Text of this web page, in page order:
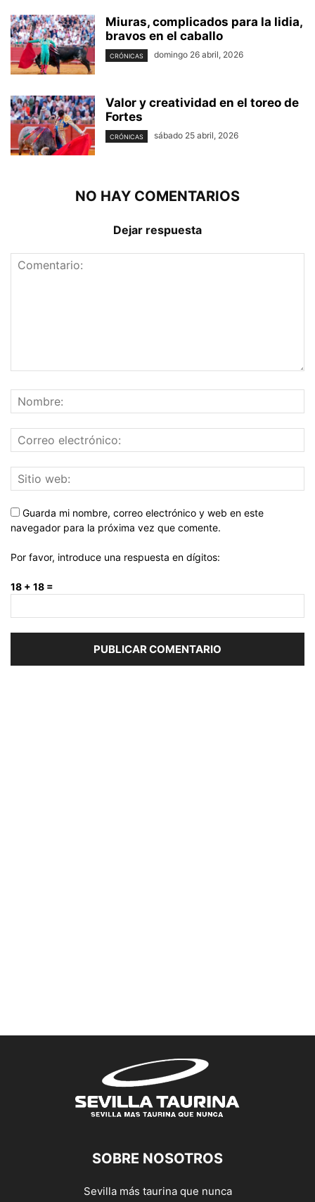
Miuras, complicados para la lidia,
bravos en el caballo
CRÓNICAS domingo 26 abril, 2026
Valor y creatividad en el toreo de
Fortes
CRÓNICAS sábado 25 abril, 2026
NO HAY COMENTARIOS
Dejar respuesta
Guarda mi nombre, correo electrónico y web en este
navegador para la próxima vez que comente.
Por favor, introduce una respuesta en dígitos:
18 + 18 =
SOBRE NOSOTROS
Sevilla más taurina que nunca